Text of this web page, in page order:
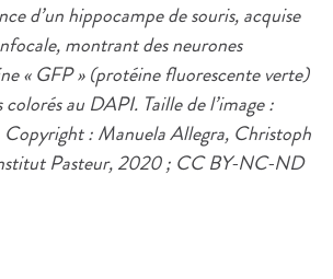
d’un hippocampe de souris, acquise
montrant des neurones
« GFP » (protéine fluorescente verte)
au DAPI. Taille de l’image :
Copyright : Manuela Allegra, Christoph
Pasteur, 2020 ; CC BY-NC-ND